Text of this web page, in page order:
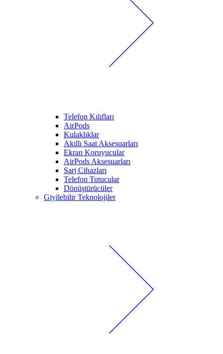
Telefon Kılıfları
AirPods
Kulaklıklar
Akıllı Saat Aksesuarları
Ekran Koruyucular
AirPods Aksesuarları
Şarj Cihazları
Telefon Tutucular
Dönüştürücüler
Giyilebilir Teknolojiler